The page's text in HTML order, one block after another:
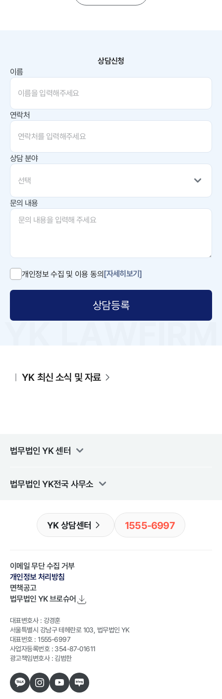
상담신청
이름
연락처
상담 분야
선택
문의 내용
개인정보 수집 및 이용 동의[자세히보기]
상담등록
YK 최신 소식 및 자료
법무법인 YK센터
법무법인 YK전국 사무소
YK 상담센터 1555-6997
이메일 무단 수집 거부
개인정보 처리방침
면책공고
법무법인 YK브로슈어
대표변호사 : 강경훈
서울특별시 강남구 테헤란로 103, 법무법인 YK
대표번호 : 1555-6997
사업자등록번호 : 354-87-01611
광고책임변호사 : 김범한